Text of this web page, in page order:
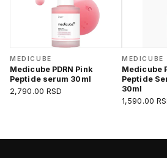
MEDICUBE
Medicube PDRN Pink
Peptide serum 30ml
2,790.00 RSD
MEDICUBE
Medicube
Peptide
30ml
1,590.00